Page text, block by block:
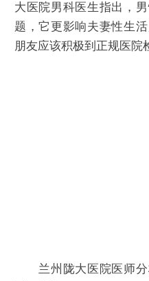
大医院男科医生指出，
题，它更影响夫妻性生
朋友应该积极到正规医院
兰州陇大医院医师分